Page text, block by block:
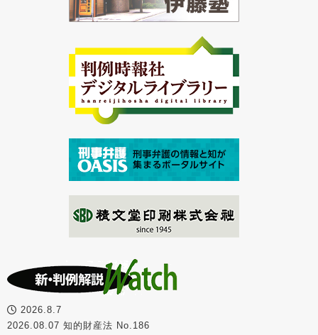
2026.8.7
2026.08.07 知的財産法 No.186